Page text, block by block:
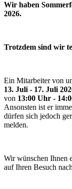
Wir haben
2026.
Trotzdem sind wir
Ein Mitarbeiter von
13. Juli - 17. Juli
von 13:00 Uhr -
Ansonsten ist er
dürfen sich jedoch
melden.
Wir wünschen Ihnen
auf Ihren Besuch